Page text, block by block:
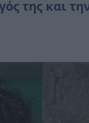
της και